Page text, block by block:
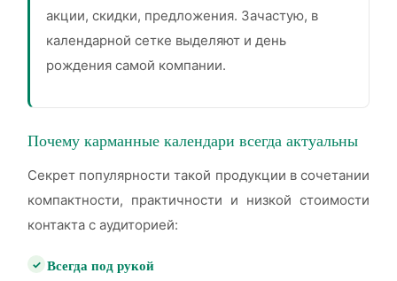
акции, скидки, предложения. Зачастую, в
календарной сетке выделяют и день
рождения самой компании.
Почему карманные календари всегда актуальны
Секрет популярности такой продукции в сочетании
компактности, практичности и низкой стоимости
контакта с аудиторией:
Всегда под рукой